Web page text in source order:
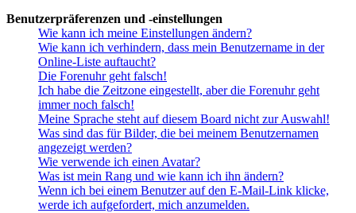
Benutzerpräferenzen und -einstellungen
Wie kann ich meine Einstellungen ändern?
Wie kann ich verhindern, dass mein Benutzername in der
Online-Liste auftaucht?
Die Forenuhr geht falsch!
Ich habe die Zeitzone eingestellt, aber die Forenuhr geht
immer noch falsch!
Meine Sprache steht auf diesem Board nicht zur Auswahl!
Was sind das für Bilder, die bei meinem Benutzernamen
angezeigt werden?
Wie verwende ich einen Avatar?
Was ist mein Rang und wie kann ich ihn ändern?
Wenn ich bei einem Benutzer auf den E-Mail-Link klicke,
werde ich aufgefordert, mich anzumelden.